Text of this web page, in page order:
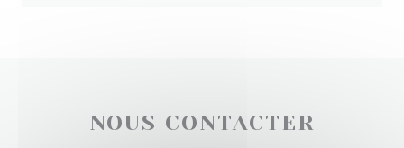
NOUS CONTACTER